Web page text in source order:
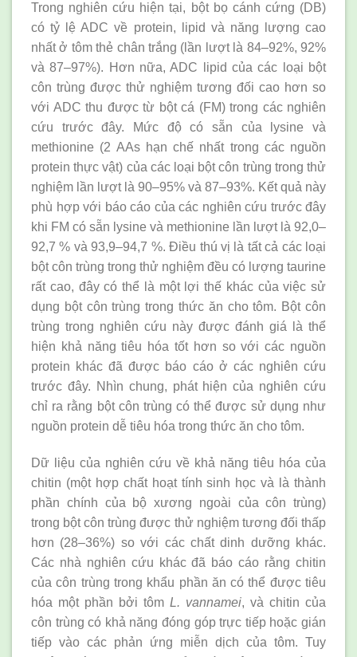
Trong nghiên cứu hiện tại, bột bọ cánh cứng (DB)
có tỷ lệ ADC về protein, lipid và năng lượng cao
nhất ở tôm thẻ chân trắng (lần lượt là 84–92%, 92%
và 87–97%). Hơn nữa, ADC lipid của các loại bột
côn trùng được thử nghiệm tương đối cao hơn so
với ADC thu được từ bột cá (FM) trong các nghiên
cứu trước đây. Mức độ có sẵn của lysine và
methionine (2 AAs hạn chế nhất trong các nguồn
protein thực vật) của các loại bột côn trùng trong thử
nghiệm lần lượt là 90–95% và 87–93%. Kết quả này
phù hợp với báo cáo của các nghiên cứu trước đây
khi FM có sẵn lysine và methionine lần lượt là 92,0–
92,7 % và 93,9–94,7 %. Điều thú vị là tất cả các loại
bột côn trùng trong thử nghiệm đều có lượng taurine
rất cao, đây có thể là một lợi thế khác của việc sử
dụng bột côn trùng trong thức ăn cho tôm. Bột côn
trùng trong nghiên cứu này được đánh giá là thể
hiện khả năng tiêu hóa tốt hơn so với các nguồn
protein khác đã được báo cáo ở các nghiên cứu
trước đây. Nhìn chung, phát hiện của nghiên cứu
chỉ ra rằng bột côn trùng có thể được sử dụng như
nguồn protein dễ tiêu hóa trong thức ăn cho tôm.
Dữ liệu của nghiên cứu về khả năng tiêu hóa của
chitin (một hợp chất hoạt tính sinh học và là thành
phần chính của bộ xương ngoài của côn trùng)
trong bột côn trùng được thử nghiệm tương đối thấp
hơn (28–36%) so với các chất dinh dưỡng khác.
Các nhà nghiên cứu khác đã báo cáo rằng chitin
của côn trùng trong khẩu phần ăn có thể được tiêu
hóa một phần bởi tôm L. vannamei, và chitin của
côn trùng có khả năng đóng góp trực tiếp hoặc gián
tiếp vào các phản ứng miễn dịch của tôm. Tuy